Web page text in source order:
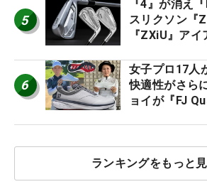
5
『4』が消え
スリクソン『
『ZXiU』ア
6
女子プロ17人
快適性がさら
ョイが『FJ
ランキングをもっと